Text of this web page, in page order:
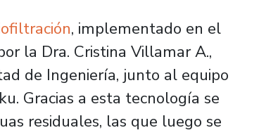
, implementado en el
la Dra. Cristina Villamar A.,
de Ingeniería, junto al equipo
Gracias a esta tecnología se
residuales, las que luego se